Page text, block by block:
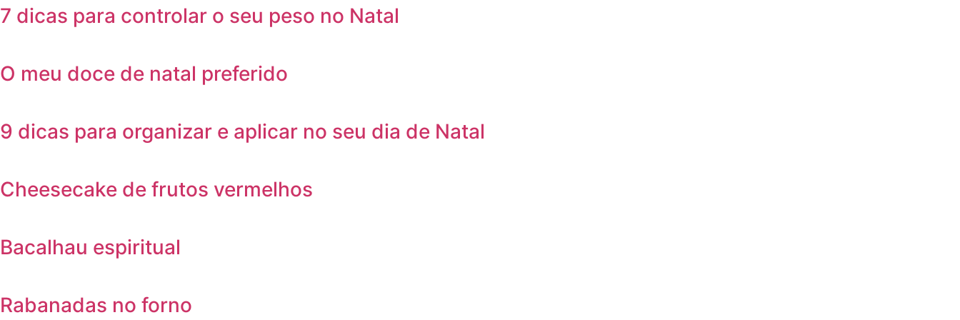
7 dicas para controlar o seu peso no Natal
O meu doce de natal preferido
9 dicas para organizar e aplicar no seu dia de Natal
Cheesecake de frutos vermelhos
Bacalhau espiritual
Rabanadas no forno